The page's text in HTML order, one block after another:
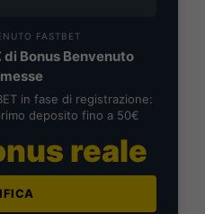
FASTBET
Bonus Benvenuto
in fase di registrazione:
deposito fino a 50€
reale